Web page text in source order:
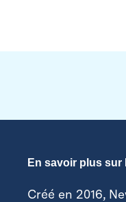
En savoir plus sur
Créé en 2016,